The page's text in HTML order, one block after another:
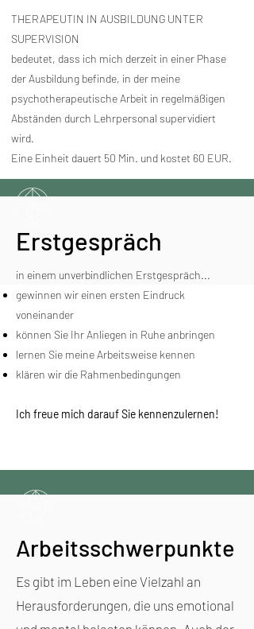
THERAPEUTIN IN AUSBILDUNG UNTER
SUPERVISION
bedeutet, dass ich mich derzeit in einer Phase
der Ausbildung befinde, in der meine
psychotherapeutische Arbeit in regelmäßigen
Abständen durch Lehrpersonal supervidiert
wird.
Eine Einheit dauert 50 Min. und kostet 60 EUR.
Erstgespräch
​in einem unverbindlichen Erstgespräch...​
gewinnen wir einen ersten Eindruck
voneinander
können Sie Ihr Anliegen in Ruhe anbringen
lernen Sie meine Arbeitsweise kennen
klären wir die Rahmenbedingungen
Ich freue mich darauf Sie kennenzulernen!
Arbeitsschwerpunkte
Es gibt im Leben eine Vielzahl an
Herausforderungen, die uns emotional